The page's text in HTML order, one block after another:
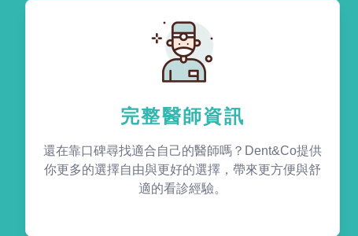
完整醫師資訊
還在靠口碑尋找適合自己的醫師嗎？Dent&Co提供
你更多的選擇自由與更好的選擇，帶來更方便與舒
適的看診經驗。